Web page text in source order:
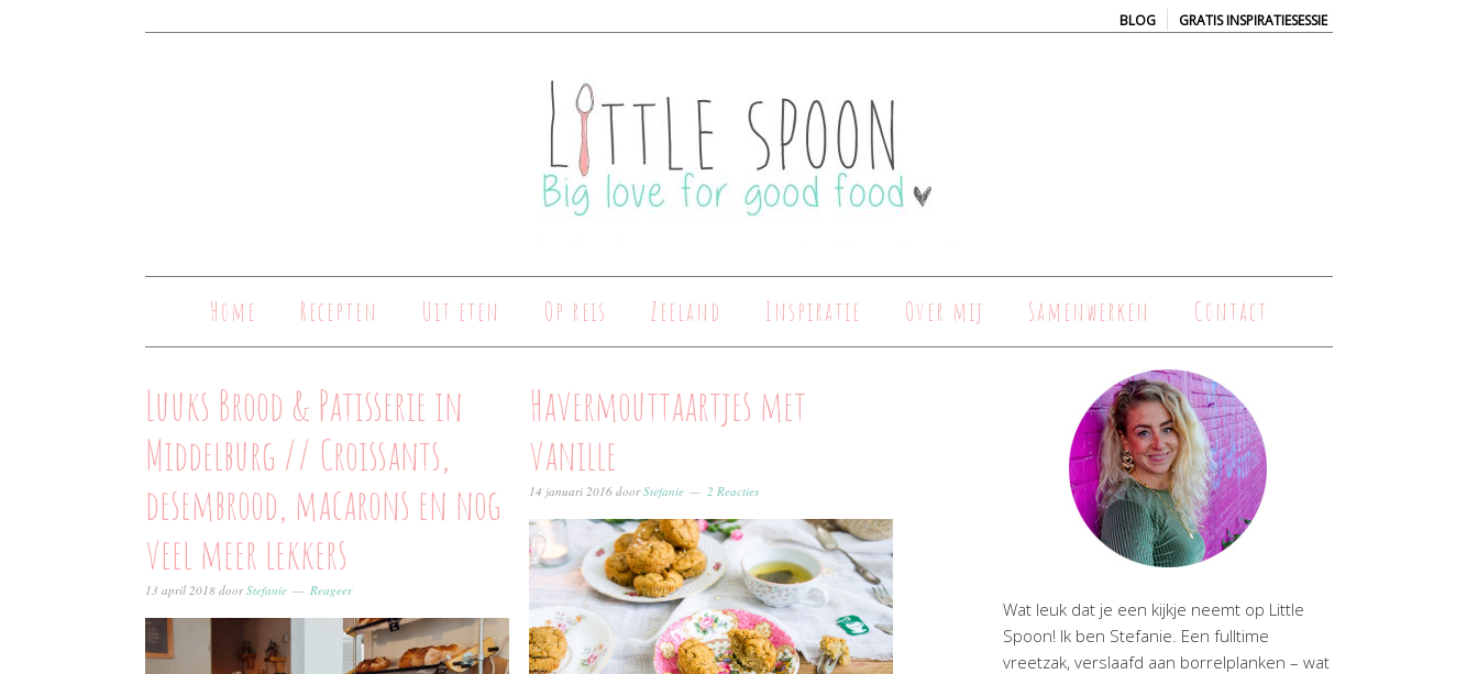
BLOG | GRATIS INSPIRATIESESSIE
Home Recepten Uit eten Op reis Zeeland Inspiratie Over mij Samenwerken Contact
Luuks Brood & Patisserie in
Middelburg // Croissants,
desembrood, macarons en nog
veel meer lekkers
13 april 2018 doorStefanie Reageer
Havermouttaartjes met
vanille
14 januari 2016 doorStefanie 2 Reacties
Wat leuk dat je een kijkje neemt op Little
Spoon! Ik ben Stefanie. Een fulltime
vreetzak, verslaafd aan borrelplanken – wat